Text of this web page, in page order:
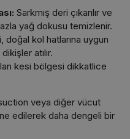
Sarkmış deri çıkarılır ve
yağ dokusu temizlenir.
doğal kol hatlarına uygun
atılır.
kesi bölgesi dikkatlice
veya diğer vücut
edilerek daha dengeli bir